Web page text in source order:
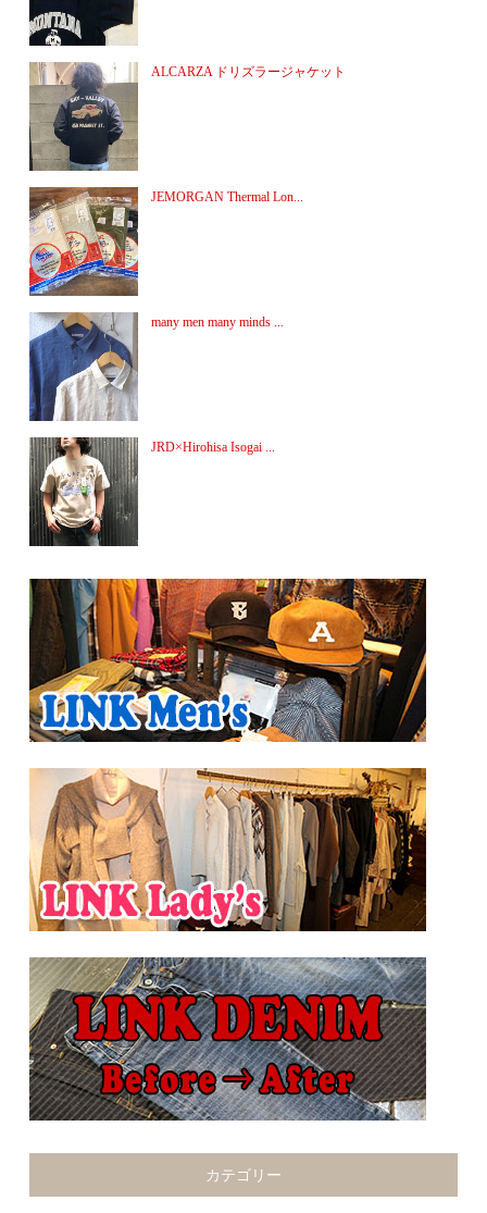
ALCARZA ドリズラージャケット
JEMORGAN Thermal Lon...
many men many minds ...
JRD×Hirohisa Isogai ...
カテゴリー